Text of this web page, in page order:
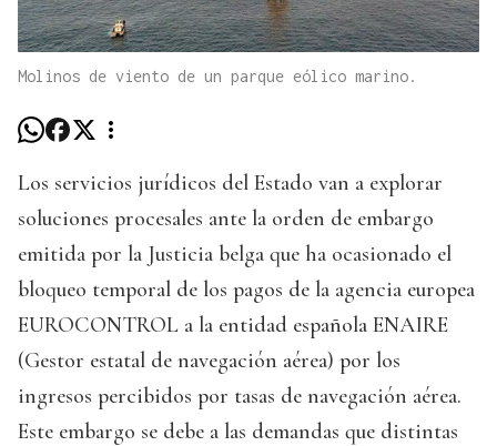
Molinos de viento de un parque eólico marino.
Los servicios jurídicos del Estado van a explorar
soluciones procesales ante la orden de embargo
emitida por la Justicia belga que ha ocasionado el
bloqueo temporal de los pagos de la agencia europea
EUROCONTROL a la entidad española ENAIRE
(Gestor estatal de navegación aérea) por los
ingresos percibidos por tasas de navegación aérea.
Este embargo se debe a las demandas que distintas